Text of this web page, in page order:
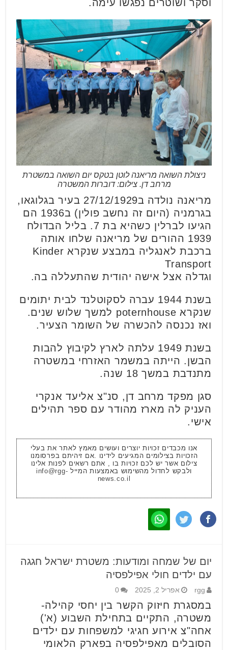
וסקר ושוטרים נפגשו עימה.
ניצולת השואה מריאנה לוטן בטקס יום השואה במשטרת
מרחב דן. צילום: דוברות המשטרה
מריאנה נולדה ב27/12/1929 בעיר בגלוגאו,
בגרמניה (היום זה נחשב פולין) ב1936 הם
הגיעו לברלין כשהיא בת 7. בליל הבדולח
1939 ההורים של מריאנה שלחו אותה
ברכבת לאנגליה במבצע שנקרא Kinder
Transport
וגדלה אצל אישה יהודית שהתעללה בה.
בשנת 1944 עברה לסקוטלנד לבית יתומים
שנקרא poternhouse למשך שלוש שנים.
ואז נכנסה להכשרה של השומר הצעיר.
בשנת 1949 עלתה לארץ לקיבוץ להבות
הבשן. הייתה במשמר האזרחי במשטרה
מתנדבת במשך 18 שנה.
סגן מפקד מרחב דן, סנ"צ אליעד אנקרי
העניק לה מארז מהודר עם ספר תהילים
אישי.
אנו מכבדים זכויות יוצרים ועושים מאמץ לאתר את בעלי
הזכויות בצילומים המגיעים לידינו .אם זיהיתם בפרסומנו
צילום אשר יש לכם זכויות בו , אתם רשאים לפנות אלינו
ולבקש לחדול מהשימוש באמצעות המייל info@rgg-
news.co.il
יום של שמחה ומודעות: משטרת ישראל חגגה
עם ילדים חולי אפילפסיה
rgg אפריל 2, 2025 0
במסגרת חיזוק הקשר בין יחסי קהילה-
משטרה, התקיים בתחילת השבוע (א')
אחה"צ אירוע חגיגי למשפחות עם ילדים
הסובלים מאפילפסיה בפארק הלאומי